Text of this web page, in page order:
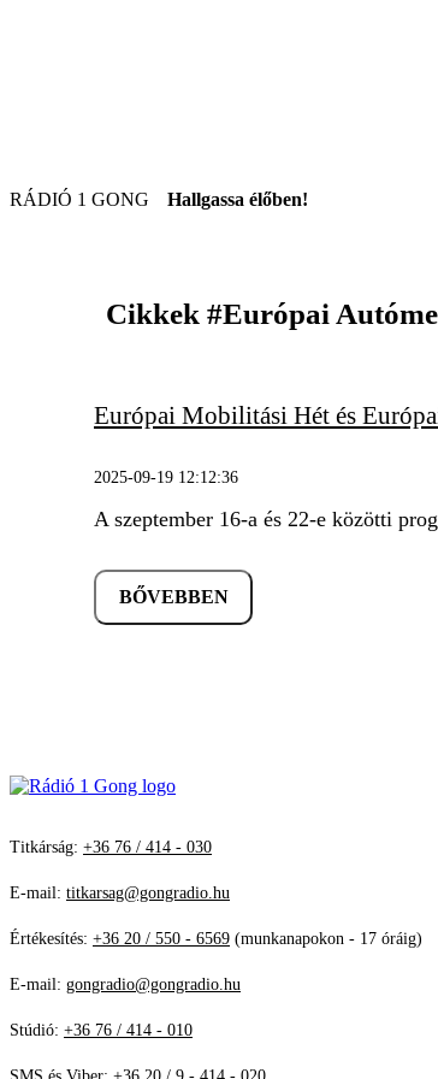
RÁDIÓ 1 GONG Hallgassa élőben!
Cikkek #Európai
Európai Mobilitási Hét és
2025-09-19 12:12:36
A szeptember 16-a és 22-e közötti
BŐVEBBEN
Titkárság: +36 76 / 414 - 030
E-mail: titkarsag@gongradio.hu
Értékesítés: +36 20 / 550 - 6569 (munkanapokon - 17 óráig)
E-mail: gongradio@gongradio.hu
Stúdió: +36 76 / 414 - 010